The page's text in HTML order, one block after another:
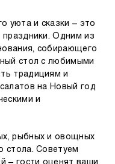
уюта и сказки – это
Одним из
собирающего
стол с любимыми
традициям и
на Новый год
и
рыбных и овощных
стола. Советуем